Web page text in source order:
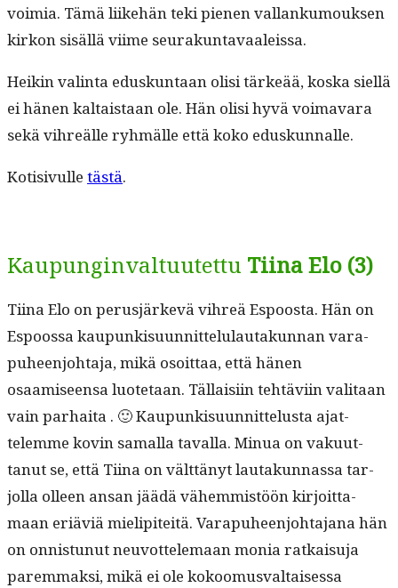
voimia. Tämä liike­hän teki pienen val­lanku­mouk­sen
kirkon sisäl­lä viime seurakuntavaaleissa.
Heikin val­in­ta eduskun­taan olisi tärkeää, kos­ka siel­lä
ei hänen kaltais­taan ole. Hän olisi hyvä voimavara
sekä vihreälle ryh­mälle että koko eduskunnalle.
Koti­sivulle tästä.
Kaupunginvaltuutettu Tiina Elo (3)
Tiina Elo on perusjärkevä vihreä Espoos­ta. Hän on
Espoos­sa kaupunkisu­un­nit­telu­lau­takun­nan vara­
puheen­jo­hta­ja, mikä osoit­taa, että hänen
osaamiseen­sa luote­taan. Täl­laisi­in tehtävi­in val­i­taan
vain parhai­ta . 🙂 Kaupunkisu­un­nit­telus­ta ajat­
telemme kovin samal­la taval­la. Min­ua on vaku­ut­
tanut se, että Tiina on vält­tänyt lau­takun­nas­sa tar­
jol­la olleen ansan jäädä vähem­mistöön kir­joit­ta­
maan eriäviä mielip­iteitä. Vara­puheen­jo­hta­jana hän
on onnis­tunut neu­vot­tele­maan monia ratkaisu­ja
parem­mak­si, mikä ei ole kokoomus­val­taises­sa